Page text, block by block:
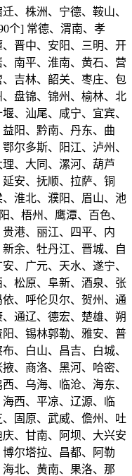
、株洲、宁德、鞍山、
个] 常德、渭南、孝
晋中、安阳、三明、开
南平、淮南、黄石、营
吉林、韶关、枣庄、包
盘锦、锦州、榆林、北
、汕尾、咸宁、宜宾、
阳、黔南、丹东、曲
尔多斯、阳江、泸州、
、大同、漯河、葫芦
安、抚顺、拉萨、铜
淮北、濮阳、眉山、池
、梧州、鹰潭、百色、
港、丽江、四平、内
余、牡丹江、晋城、自
、广元、天水、遂宁、
松原、阜新、酒泉、张
、呼伦贝尔、贺州、通
通辽、德宏、楚雄、朔
、锡林郭勒、雅安、普
、白山、昌吉、白城、
、商洛、黑河、哈密、
、乌海、临沧、海东、
西、平凉、辽源、临
固原、武威、儋州、吐
、甘南、阿坝、大兴安
尔塔拉、昌都、阿勒
北、黄南、果洛、那